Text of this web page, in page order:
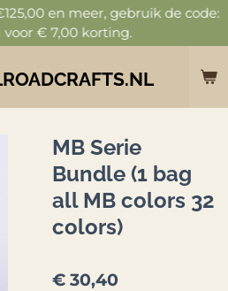
en meer, gebruik de code:
voor € 7,00 korting.
MB Serie
Bundle (1 bag
all MB colors 32
colors)
€ 30,40